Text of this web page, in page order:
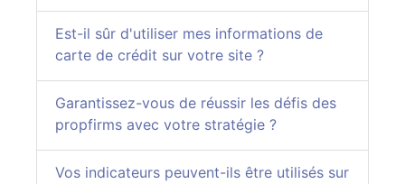
Est-il sûr d'utiliser mes informations de
carte de crédit sur votre site ?
Garantissez-vous de réussir les défis des
propfirms avec votre stratégie ?
Vos indicateurs peuvent-ils être utilisés sur